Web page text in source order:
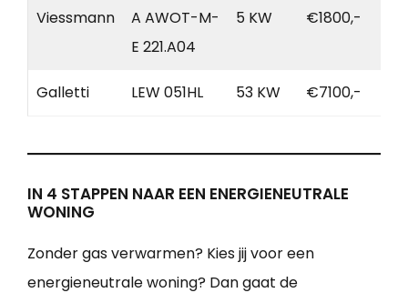
Viessmann
A AWOT-M-
E 221.A04
5 KW €1800,-
Galletti LEW 051HL 53 KW €7100,-
IN 4 STAPPEN NAAR EEN ENERGIENEUTRALE
WONING
Zonder gas verwarmen? Kies jij voor een
energieneutrale woning? Dan gaat de